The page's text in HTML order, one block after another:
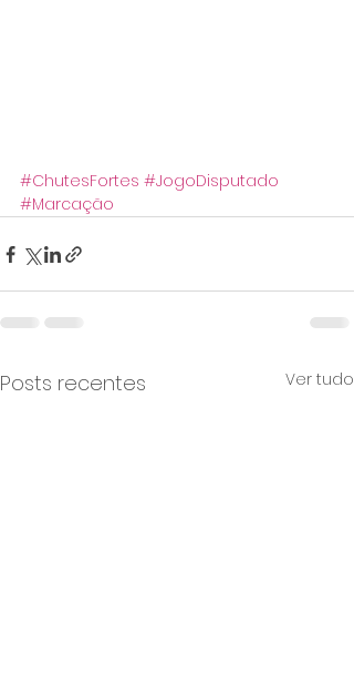
#ChutesFortes #JogoDisputado
#Marcação
Posts recentes Ver tudo